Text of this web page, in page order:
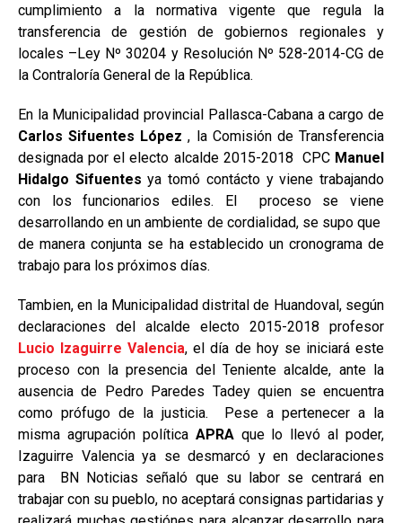
cumplimiento a la normativa vigente que regula la
transferencia de gestión de gobiernos regionales y
locales –Ley Nº 30204 y Resolución Nº 528-2014-CG de
la Contraloría General de la República.
En la Municipalidad provincial Pallasca-Cabana a cargo de
Carlos Sifuentes López , la Comisión de Transferencia
designada por el electo alcalde 2015-2018 CPC Manuel
Hidalgo Sifuentesya tomó contácto y viene trabajando
con los funcionarios ediles. El proceso se viene
desarrollando en un ambiente de cordialidad, se supo que
de manera conjunta se ha establecido un cronograma de
trabajo para los próximos días.
Tambien, en la Municipalidad distrital de Huandoval, según
declaraciones del alcalde electo 2015-2018 profesor
Lucio Izaguirre Valencia, el día de hoy se iniciará este
proceso con la presencia del Teniente alcalde, ante la
ausencia de Pedro Paredes Tadey quien se encuentra
como prófugo de la justicia. Pese a pertenecer a la
misma agrupación política APRAque lo llevó al poder,
Izaguirre Valencia ya se desmarcó y en declaraciones
para BN Noticias señaló que su labor se centrará en
trabajar con su pueblo, no aceptará consignas partidarias y